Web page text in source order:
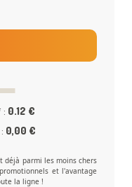
: 0.12 €
0,00 €
déjà parmi les moins chers
et l'avantage
la ligne !